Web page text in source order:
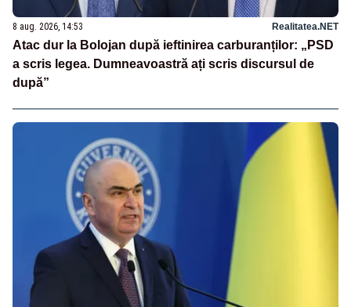
8 aug. 2026, 14:53 Realitatea.NET
Atac dur la Bolojan după ieftinirea carburanților: „PSD
a scris legea. Dumneavoastră ați scris discursul de
după”